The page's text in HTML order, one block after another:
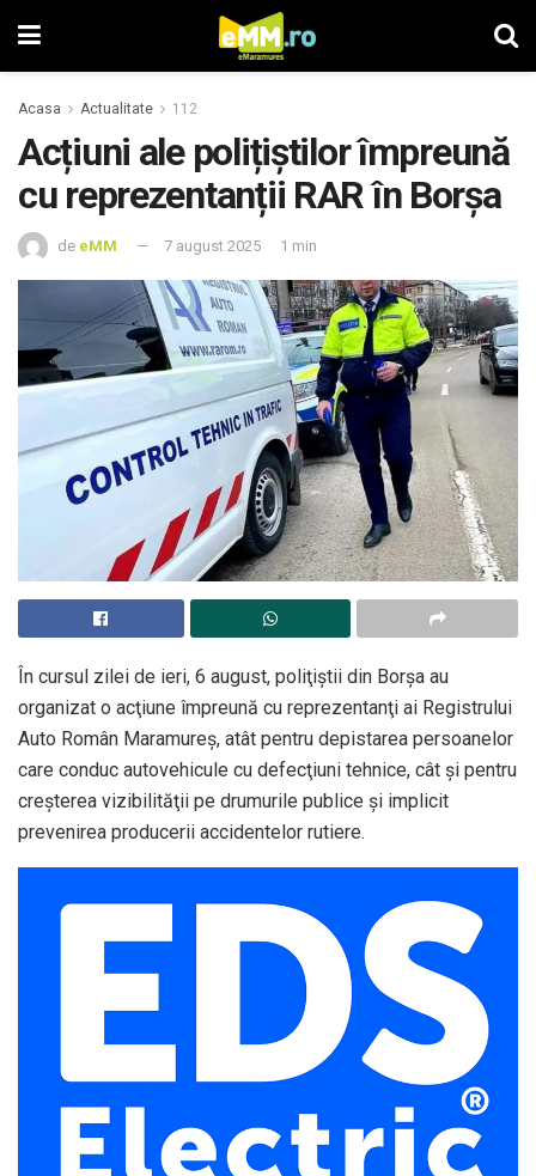
Acasa Actualitate 112
Acțiuni ale polițiștilor împreună
cu reprezentanții RAR în Borșa
de eMM 7 august 2025 1 min
În cursul zilei de ieri, 6 august, poliţiştii din Borşa au
organizat o acţiune împreună cu reprezentanţi ai Registrului
Auto Român Maramureş, atât pentru depistarea persoanelor
care conduc autovehicule cu defecţiuni tehnice, cât şi pentru
creşterea vizibilităţii pe drumurile publice şi implicit
prevenirea producerii accidentelor rutiere.